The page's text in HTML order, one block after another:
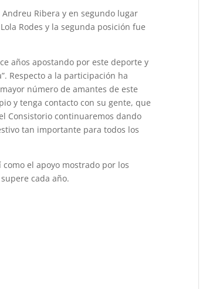
Andreu Ribera y en segundo lugar
Rodes y la segunda posición fue
años apostando por este deporte y
Respecto a la participación ha
número de amantes de este
y tenga contacto con su gente, que
Consistorio continuaremos dando
tan importante para todos los
el apoyo mostrado por los
cada año.